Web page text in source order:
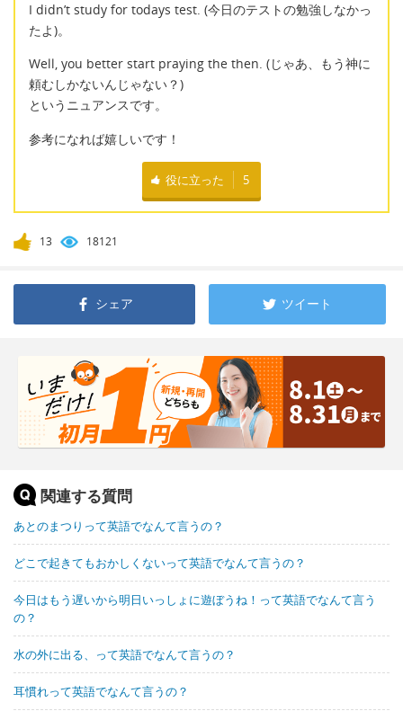
I didn’t study for todays test. (今日のテストの勉強しなかっ
たよ)。
Well, you better start praying the then. (じゃあ、もう神に
頼むしかないんじゃない？)
というニュアンスです。
参考になれば嬉しいです！
役に立った 5
13 18121
シェア ツイート
関連する質問
あとのまつりって英語でなんて言うの？
どこで起きてもおかしくないって英語でなんて言うの？
今日はもう遅いから明日いっしょに遊ぼうね！って英語でなんて言う
の？
水の外に出る、って英語でなんて言うの？
耳慣れって英語でなんて言うの？